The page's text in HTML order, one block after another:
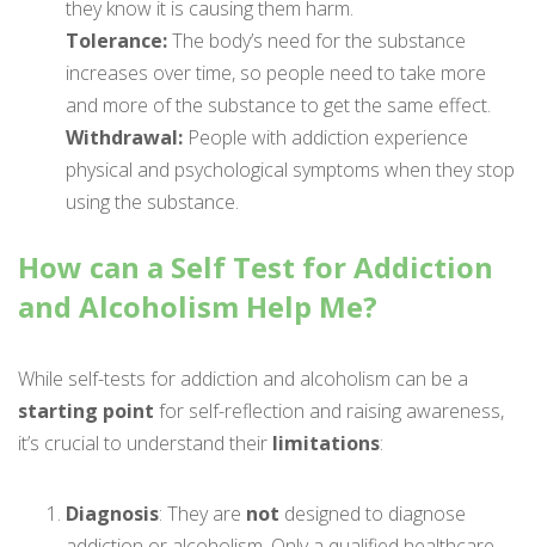
they know it is causing them harm.
Tolerance:The body’s need for the substance
increases over time, so people need to take more
and more of the substance to get the same effect.
Withdrawal: People with addiction experience
physical and psychological symptoms when they stop
using the substance.
How can a Self Test for Addiction
and Alcoholism Help Me?
While self-tests for addiction and alcoholism can be a
starting point for self-reflection and raising awareness,
it’s crucial to understand their limitations:
Diagnosis: They are not designed to diagnose